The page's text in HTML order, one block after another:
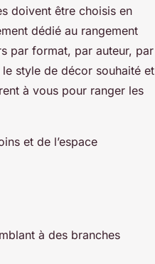
doivent être choisis en
dédié au rangement
par format, par auteur, par
style de décor souhaité et
à vous pour ranger les
et de l’espace
à des branches